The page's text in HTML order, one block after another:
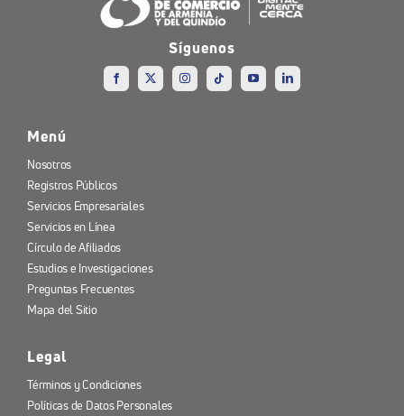
Síguenos
Menú
Nosotros
Registros Públicos
Servicios Empresariales
Servicios en Línea
Círculo de Afiliados
Estudios e Investigaciones
Preguntas Frecuentes
Mapa del Sitio
Legal
Términos y Condiciones
Políticas de Datos Personales